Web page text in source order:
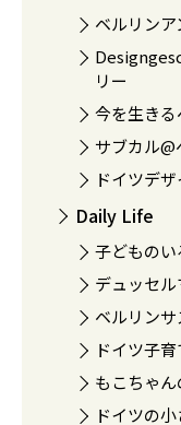
ベルリン
リー
今を生きる
サブカル@
ドイツデ
Daily Life
子どもの
デュッセ
ベルリン
ドイツ子
もこちゃ
ドイツの